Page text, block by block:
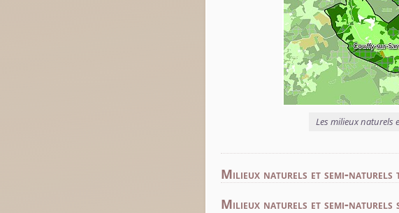
Les milieux naturels
Milieux naturels et semi-naturels
Milieux naturels et semi-naturels